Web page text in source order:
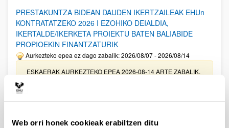
Web orri honek cookieak erabiltzen ditu
PRESTAKUNTZA BIDEAN DAUDEN IKERTZAILEAK EHUn
KONTRATATZEKO 2026 I EZOHIKO DEIALDIA,
IKERTALDE/IKERKETA PROIEKTU BATEN BALIABIDE
PROPIOEKIN FINANTZATURIK
Aurkezteko epea ez dago zabalik: 2026/08/07 - 2026/08/14
ESKAERAK AURKEZTEKO EPEA 2026-08-14 ARTE ZABALIK.
UPV/EHUn Azpiegitura Zientifikoa eta Funts Bibliografikoak